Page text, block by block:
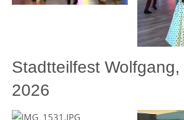
Stadtteilfest Wolfgang,
2026